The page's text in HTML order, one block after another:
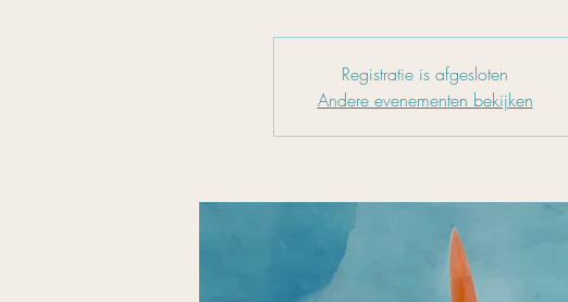
Registratie is afgesloten
Andere evenementen bekijken